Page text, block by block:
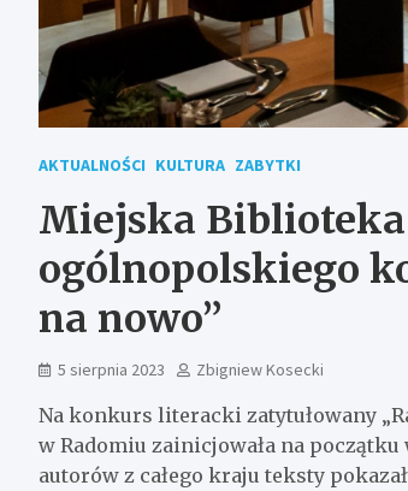
AKTUALNOŚCI KULTURA ZABYTKI
Miejska
ogólnopolskiego
na nowo”
5 sierpnia 2023 Zbigniew Kosecki
Na konkurs literacki zatytułowany
w Radomiu zainicjowała na
autorów z całego kraju teksty